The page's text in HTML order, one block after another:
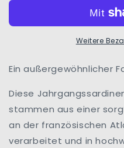
Lulu
Perle
Dieux
Frankreich
Lulu
|
Perle
Dieux
Weitere
Ein außergewöhnlicher
Diese
stammen aus einer
an der französischen
verarbeitet und in